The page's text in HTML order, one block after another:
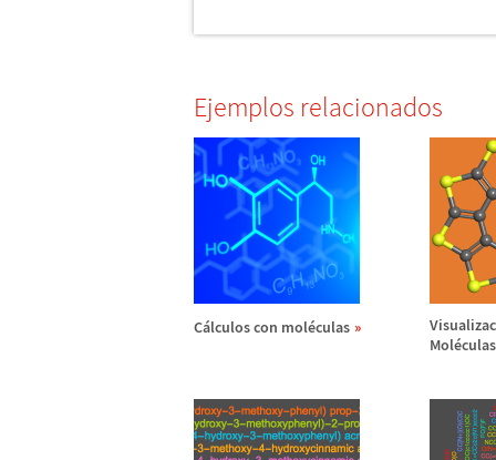
Ejemplos relacionados
Cálculos con moléculas
Moléculas